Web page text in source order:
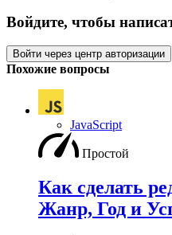
Войдите, чтобы
Войти через центр авторизации
Похожие вопросы
JavaScript
Простой
Как сделать
Жанр, Год и